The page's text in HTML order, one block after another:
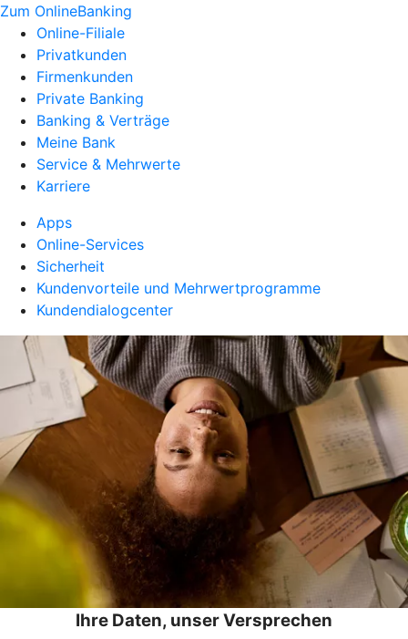
Zum OnlineBanking
Online-Filiale
Privatkunden
Firmenkunden
Private Banking
Banking & Verträge
Meine Bank
Service & Mehrwerte
Karriere
Apps
Online-Services
Sicherheit
Kundenvorteile und Mehrwertprogramme
Kundendialogcenter
Ihre Daten, unser Versprechen